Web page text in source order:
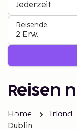
Jederzeit
Reisende
2 Erw.
Reisen
Home Irland
Dublin